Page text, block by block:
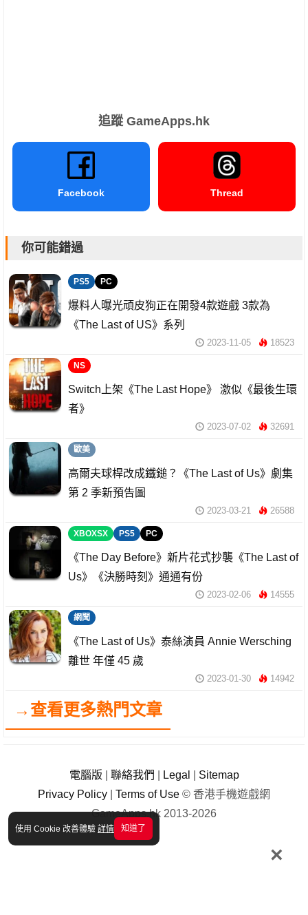
使用 Cookie 改善體驗 詳情 知道了
×
追蹤 GameApps.hk
Facebook Thread
你可能錯過
PS5 PC
爆料人曝光頑皮狗正在開發4款遊戲 3款為
《The Last of US》系列
2023-11-05 18523
NS
Switch上架《The Last Hope》 激似《最後生環
者》
2023-07-02 32691
歐美
高爾夫球桿改成鐵鎚？《The Last of Us》劇集
第 2 季新預告圖
2023-03-21 26588
XBOXSX PS5 PC
《The Day Before》新片花式抄襲《The Last of
Us》《決勝時刻》通通有份
2023-02-06 14555
網聞
《The Last of Us》泰絲演員 Annie Wersching
離世 年僅 45 歲
2023-01-30 14942
→查看更多熱門文章
電腦版 聯絡我們 Legal
Sitemap
Privacy Policy
Terms of Use © 香港手機遊戲網
GameApps.hk 2013-2026